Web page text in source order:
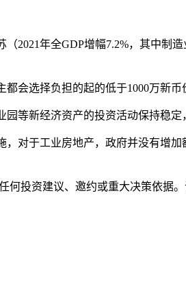
（2021年全GDP增幅7.2%，其中制
会选择负担的起的低于1000万新
等新经济资产的投资活动保持稳定
，对于工业房地产，政府并没有增
何投资建议、邀约或重大决策依据